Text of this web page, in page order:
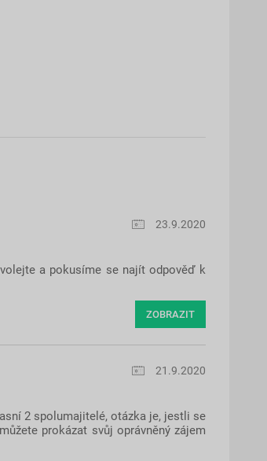
23.9.2020
a pokusíme se najít odpověď k
ZOBRAZIT
21.9.2020
2 spolumajitelé, otázka je, jestli se
prokázat svůj oprávněný zájem